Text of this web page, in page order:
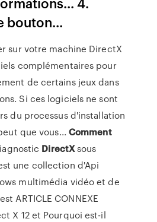
bouton...
sur votre machine DirectX
complémentaires pour
de certains jeux dans
Si ces logiciels ne sont
du processus d'installation
que vous... Comment
DirectXsous
une collection d'Api
multimédia vidéo et de
ARTICLE CONNEXE
X 12 et Pourquoi est-il